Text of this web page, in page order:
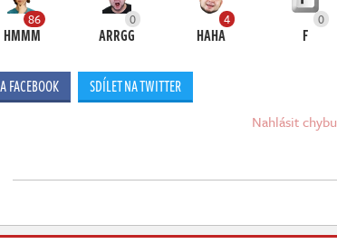
86
HMMM
0
ARRGG
4
HAHA
0
F
FACEBOOK SDÍLET NA TWITTER
Nahlásit chybu